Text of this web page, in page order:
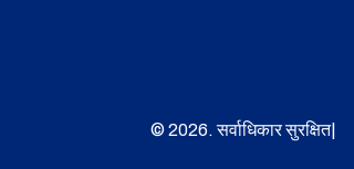
© 2026. सर्वाधिकार सुरक्षित|